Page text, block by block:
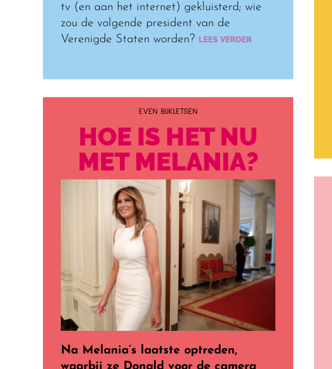
tv (en aan het internet) gekluisterd; wie
zou de volgende president van de
Verenigde Staten worden? LEES VERDER
EVEN BIJKLETSEN
HOE IS HET NU
MET MELANIA?
Na Melania’s laatste optreden,
waarbij ze Donald voor de camera